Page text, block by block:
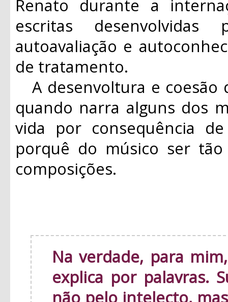
Renato durante a
escritas
autoavaliação e
de tratamento.
A desenvoltura e coesão
quando narra alguns dos
vida por consequência
porquê do músico ser
composições.
Na verdade, para
explica por palavras.
não pelo intelecto,